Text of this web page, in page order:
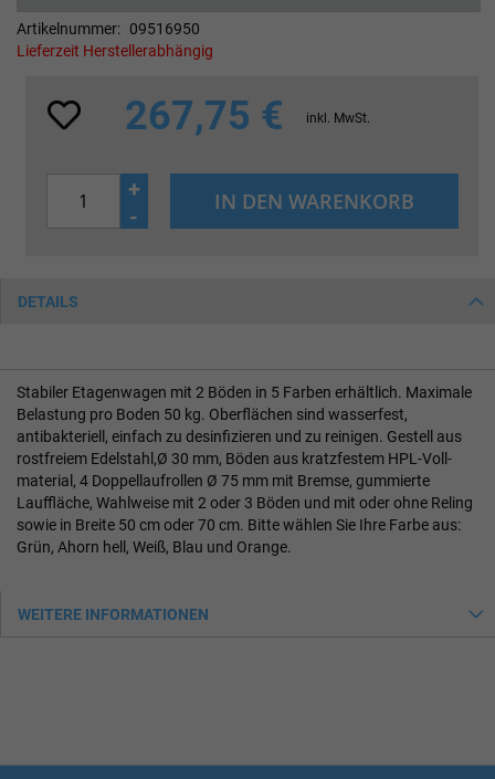
Artikelnummer
09516950
Lieferzeit Herstellerabhängig
267,75 € inkl. MwSt.
+
-
IN DEN WARENKORB
DETAILS
Stabiler Etagenwagen mit 2 Böden in 5 Farben erhältlich. Maximale
Belastung pro Boden 50 kg. Oberflächen sind wasserfest,
antibakteriell, einfach zu desinfizieren und zu reinigen. Gestell aus
rostfreiem Edelstahl,Ø 30 mm, Böden aus kratzfestem HPL-Voll-
material, 4 Doppellaufrollen Ø 75 mm mit Bremse, gummierte
Lauffläche, Wahlweise mit 2 oder 3 Böden und mit oder ohne Reling
sowie in Breite 50 cm oder 70 cm. Bitte wählen Sie Ihre Farbe aus:
Grün, Ahorn hell, Weiß, Blau und Orange.
WEITERE INFORMATIONEN